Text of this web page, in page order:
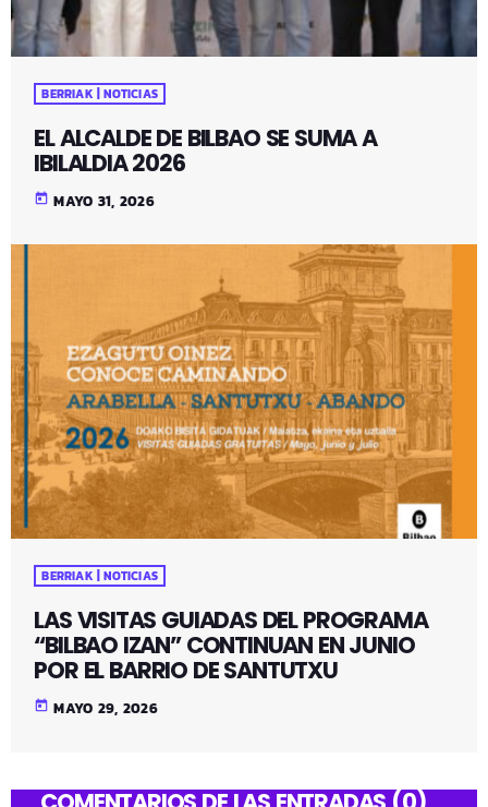
BERRIAK | NOTICIAS
EL ALCALDE DE BILBAO SE SUMA A
IBILALDIA 2026
today MAYO 31, 2026
BERRIAK | NOTICIAS
LAS VISITAS GUIADAS DEL PROGRAMA
“BILBAO IZAN” CONTINUAN EN JUNIO
POR EL BARRIO DE SANTUTXU
today MAYO 29, 2026